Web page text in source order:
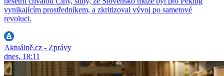
vynikajícím prostředníkem, a zkritizoval vývoj po sametové
revoluci.
Aktuálně.cz - Zprávy
dnes, 18:11